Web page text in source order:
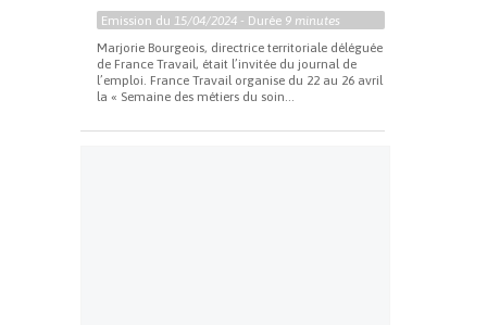
Emission du 15/04/2024 - Durée 9 minutes
Marjorie Bourgeois, directrice territoriale déléguée
de France Travail, était l’invitée du journal de
l’emploi. France Travail organise du 22 au 26 avril
la « Semaine des métiers du soin...